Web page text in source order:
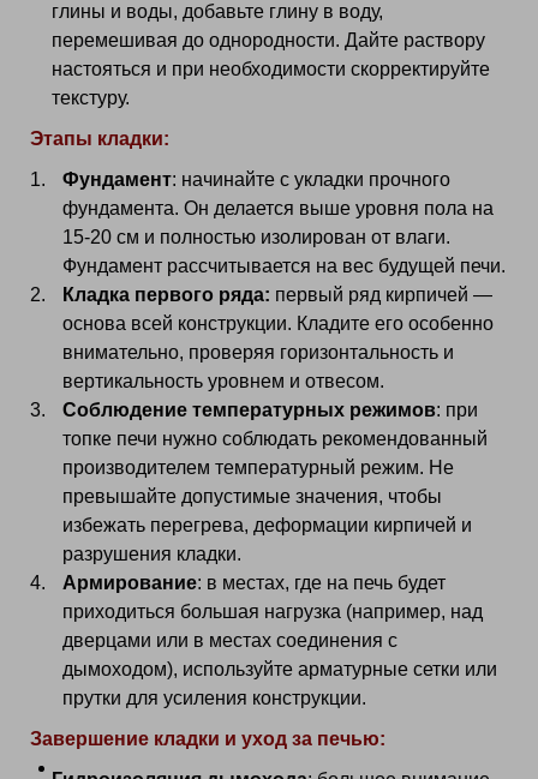
глины и воды, добавьте глину в воду,
перемешивая до однородности. Дайте раствору
настояться и при необходимости скорректируйте
текстуру.
Этапы кладки:
Фундамент: начинайте с укладки прочного
фундамента. Он делается выше уровня пола на
15-20 см и полностью изолирован от влаги.
Фундамент рассчитывается на вес будущей печи.
Кладка первого ряда: первый ряд кирпичей —
основа всей конструкции. Кладите его особенно
внимательно, проверяя горизонтальность и
вертикальность уровнем и отвесом.
Соблюдение температурных режимов: при
топке печи нужно соблюдать рекомендованный
производителем температурный режим. Не
превышайте допустимые значения, чтобы
избежать перегрева, деформации кирпичей и
разрушения кладки.
Армирование: в местах, где на печь будет
приходиться большая нагрузка (например, над
дверцами или в местах соединения с
дымоходом), используйте арматурные сетки или
прутки для усиления конструкции.
Завершение кладки и уход за печью: